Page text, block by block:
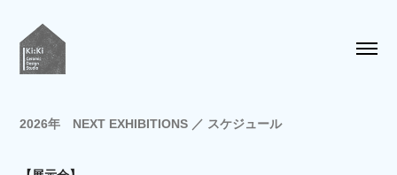
2026年 NEXT EXHIBITIONS ／ スケジュール